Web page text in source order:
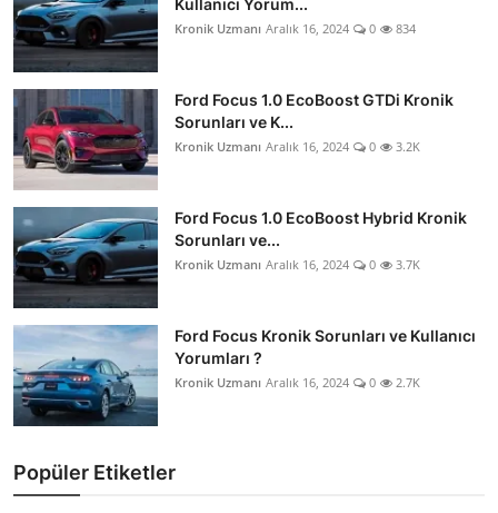
Kronik Uzmanı Aralık 16, 2024 0 834
Ford Focus 1.0 EcoBoost GTDi Kronik
Sorunları ve K...
Kronik Uzmanı Aralık 16, 2024 0 3.2K
Ford Focus 1.0 EcoBoost Hybrid Kronik
Sorunları ve...
Kronik Uzmanı Aralık 16, 2024 0 3.7K
Ford Focus Kronik Sorunları ve Kullanıcı
Yorumları ?
Kronik Uzmanı Aralık 16, 2024 0 2.7K
Popüler Etiketler